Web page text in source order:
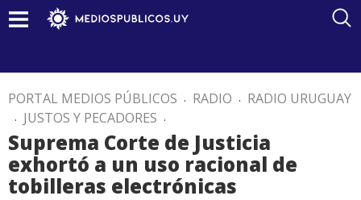
PORTAL MEDIOS PÚBLICOS . RADIO . RADIO URUGUAY
. JUSTOS Y PECADORES .
Suprema Corte de Justicia
exhortó a un uso racional de
tobilleras electrónicas